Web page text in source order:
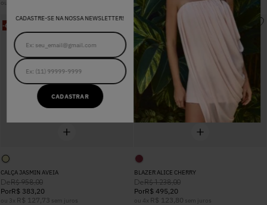
CADASTRE-SE NA NOSSA NEWSLETTER!
CADASTRAR
ou
-60%
CALÇA JASMIN AVEIA
DeR$ 958,00
PorR$ 383,20
ou 3 x R$ 127,73 sem juros
- 60% OFF
BLAZER ALICE CHERRY
DeR$ 1.238,00
PorR$ 495,20
ou 4 x R$ 123,80 sem juros